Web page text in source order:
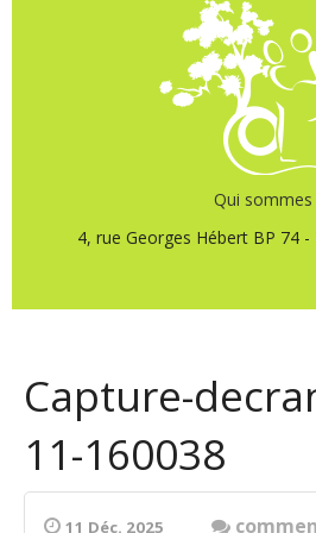
Qui sommes
4, rue Georges Hébert BP 74
Capture-
11-160038
11 Déc. 2025